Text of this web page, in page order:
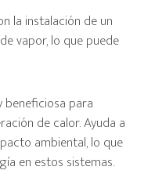
la instalación de un
vapor, lo que puede
beneficiosa para
de calor. Ayuda a
ambiental, lo que
en estos sistemas.